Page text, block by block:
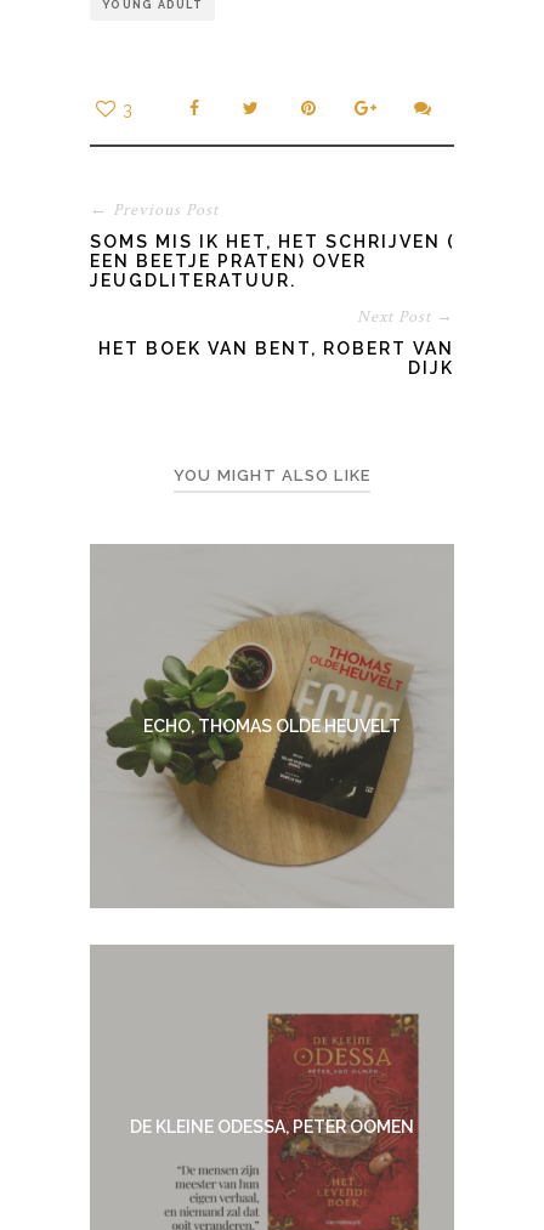
YOUNG ADULT
3
← Previous Post
SOMS MIS IK HET, HET SCHRIJVEN (EN
EEN BEETJE PRATEN) OVER
JEUGDLITERATUUR.
Next Post →
HET BOEK VAN BENT, ROBERT VAN
DIJK
YOU MIGHT ALSO LIKE
ECHO, THOMAS OLDE HEUVELT
DE KLEINE ODESSA, PETER OOMEN